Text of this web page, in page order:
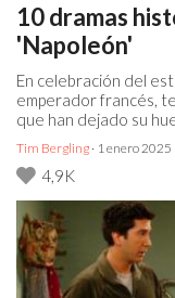
10 dramas
'Napoleón'
En celebración del
emperador francés,
que han dejado su
Tim Bergling · 1 enero 2025
4,9K